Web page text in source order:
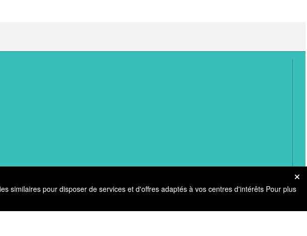
similaires pour disposer de services et d'offres adaptés à vos centres d'intérêts Pour plus